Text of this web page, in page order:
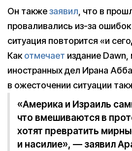
Он такжезаявил, что в
проваливались из-за
ситуация повторится «и
Какотмечает издание Dawn,
иностранных дел Ирана
в ожесточении ситуации
«Америка и Израиль
что вмешиваются в
хотят превратить
и насилие», — заявил